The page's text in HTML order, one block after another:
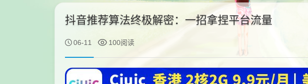
抖音推荐算法终极解密：一招拿捏平台流量
06-11 100阅读